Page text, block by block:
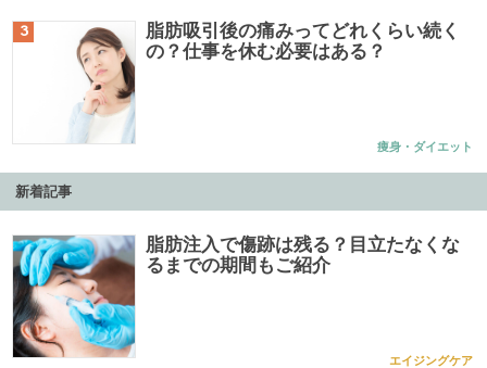
3
脂肪吸引後の痛みってどれくらい続く
の？仕事を休む必要はある？
痩身・ダイエット
新着記事
脂肪注入で傷跡は残る？目立たなくな
るまでの期間もご紹介
エイジングケア